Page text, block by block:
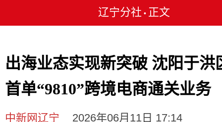
辽宁分社 • 正文
出海业态实现新突破 沈阳于洪
首单“9810”跨境电商通关业务
中新网辽宁 2026年06月11日 17:14